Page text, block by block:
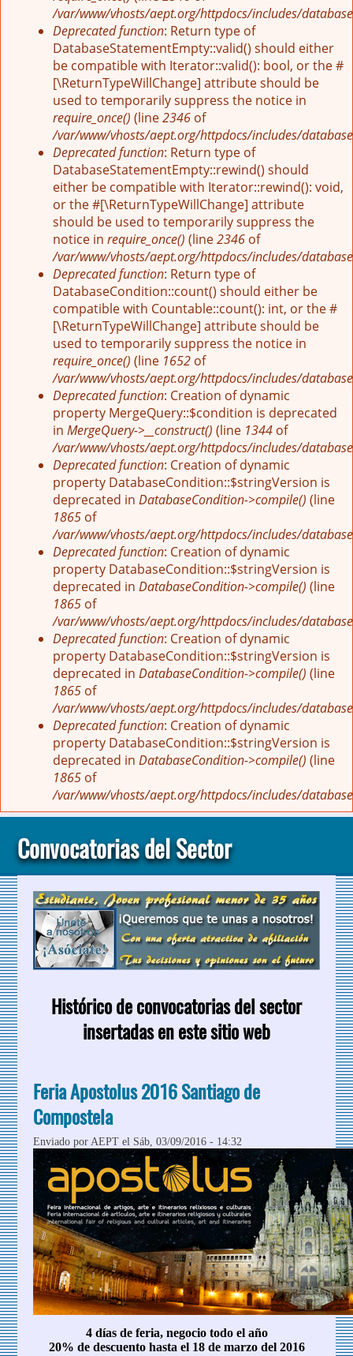
/var/www/vhosts/aept.org/httpdocs/includes/
Deprecated function: Return type of
DatabaseStatementEmpty::valid() should either
be compatible with Iterator::valid(): bool, or the #
[\ReturnTypeWillChange] attribute should be
used to temporarily suppress the notice in
require_once() (line2346 of
/var/www/vhosts/aept.org/httpdocs/includes/
Deprecated function: Return type of
DatabaseStatementEmpty::rewind() should
either be compatible with Iterator::rewind(): void,
or the #[\ReturnTypeWillChange] attribute
should be used to temporarily suppress the
notice in require_once() (line2346 of
/var/www/vhosts/aept.org/httpdocs/includes/
Deprecated function: Return type of
DatabaseCondition::count() should either be
compatible with Countable::count(): int, or the #
[\ReturnTypeWillChange] attribute should be
used to temporarily suppress the notice in
require_once() (line 1652 of
/var/www/vhosts/aept.org/httpdocs/includes/
Deprecated function: Creation of dynamic
property MergeQuery::$condition is deprecated
in MergeQuery->__construct() (line 1344 of
/var/www/vhosts/aept.org/httpdocs/includes/
Deprecated function: Creation of dynamic
property DatabaseCondition::$stringVersion is
deprecated in DatabaseCondition->compile() (line
1865 of
/var/www/vhosts/aept.org/httpdocs/includes/
Deprecated function: Creation of dynamic
property DatabaseCondition::$stringVersion is
deprecated in DatabaseCondition->compile() (line
1865 of
/var/www/vhosts/aept.org/httpdocs/includes/
Deprecated function: Creation of dynamic
property DatabaseCondition::$stringVersion is
deprecated in DatabaseCondition->compile() (line
1865 of
/var/www/vhosts/aept.org/httpdocs/includes/
Deprecated function: Creation of dynamic
property DatabaseCondition::$stringVersion is
deprecated in DatabaseCondition->compile() (line
1865 of
/var/www/vhosts/aept.org/httpdocs/includes/
Convocatorias del Sector
Histórico de convocatorias del sector
insertadas en este sitio web
Feria Apostolus 2016 Santiago de
Compostela
Enviado porAEPT el Sáb, 03/09/2016 - 14:32
4 días de feria, negocio todo el año
20% de descuento hasta el 18 de marzo del 2016